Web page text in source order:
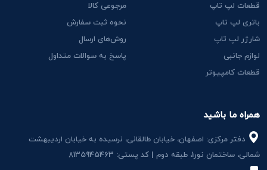
همراه ما باشید
دفتر مرکزی: اصفهان، خیابان طالقانی، نرسیده به خیابان اردیبهشت
شمالی، ساختمان نور1، طبقه دوم | کد پستی: 8135945463
قطعات لپ تاپ
باتری لپ تاپ
شارژر لپ تاپ
لوازم جانبی
قطعات کامپیوتر
مرجوعی کالا
نحوه ثبت سفارش
روش‌های ارسال
پاسخ به سوالات متداول